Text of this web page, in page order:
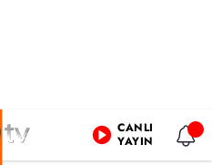
CANLI
YAYIN